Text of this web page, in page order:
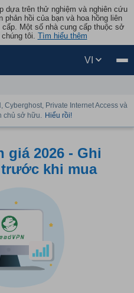
dựa trên thử nghiệm và nghiên cứu
phản hồi của bạn và hoa hồng liên
Một số nhà cung cấp thuộc sở
tôi. Tìm hiểu thêm
VI
Cyberghost, Private Internet Access và
chủ sở hữu. Hiểu rồi!
giá 2026 - Ghi
khi mua